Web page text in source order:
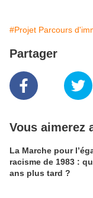
#Projet Parcours
Partager
Vous aimerez
La Marche pour
racisme de 1983 :
ans plus tard ?